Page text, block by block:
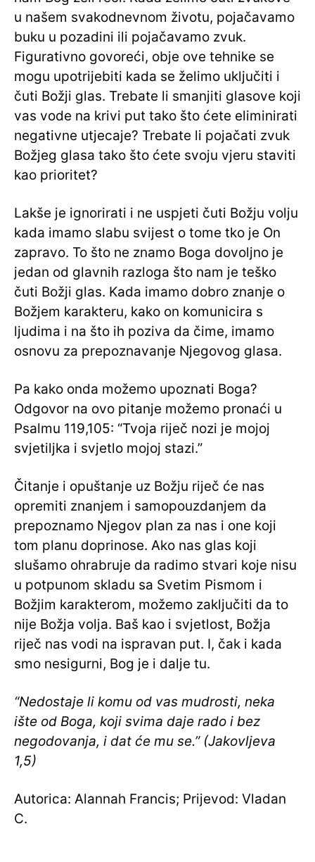
u našem svakodnevnom životu, pojačavamo
buku u pozadini ili pojačavamo zvuk.
Figurativno govoreći, obje ove tehnike se
mogu upotrijebiti kada se želimo uključiti i
čuti Božji glas. Trebate li smanjiti glasove koji
vas vode na krivi put tako što ćete eliminirati
negativne utjecaje? Trebate li pojačati zvuk
Božjeg glasa tako što ćete svoju vjeru staviti
kao prioritet?
Lakše je ignorirati i ne uspjeti čuti Božju volju
kada imamo slabu svijest o tome tko je On
zapravo. To što ne znamo Boga dovoljno je
jedan od glavnih razloga što nam je teško
čuti Božji glas. Kada imamo dobro znanje o
Božjem karakteru, kako on komunicira s
ljudima i na što ih poziva da čime, imamo
osnovu za prepoznavanje Njegovog glasa.
Pa kako onda možemo upoznati Boga?
Odgovor na ovo pitanje možemo pronaći u
Psalmu 119,105: “Tvoja riječ nozi je mojoj
svjetiljka i svjetlo mojoj stazi.”
Čitanje i opuštanje uz Božju riječ će nas
opremiti znanjem i samopouzdanjem da
prepoznamo Njegov plan za nas i one koji
tom planu doprinose. Ako nas glas koji
slušamo ohrabruje da radimo stvari koje nisu
u potpunom skladu sa Svetim Pismom i
Božjim karakterom, možemo zaključiti da to
nije Božja volja. Baš kao i svjetlost, Božja
riječ nas vodi na ispravan put. I, čak i kada
smo nesigurni, Bog je i dalje tu.
“Nedostaje li komu od vas mudrosti, neka
ište od Boga, koji svima daje rado i bez
negodovanja, i dat će mu se.” (Jakovljeva
1,5)
Autorica: Alannah Francis; Prijevod: Vladan
C.